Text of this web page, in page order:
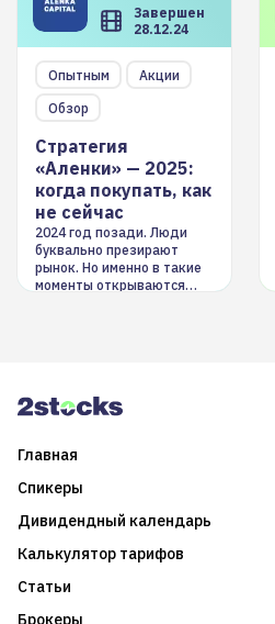
Завершен
28.12.24
Опытным
Акции
Обзор
Стратегия
«Аленки» — 2025:
когда покупать, как
не сейчас
2024 год позади. Люди
буквально презирают
рынок. Но именно в такие
моменты открываются
Главная
Спикеры
Дивидендный календарь
Калькулятор тарифов
Статьи
Брокеры